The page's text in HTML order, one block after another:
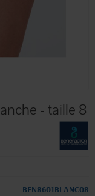
- taille 8
BEN8601BLANC08